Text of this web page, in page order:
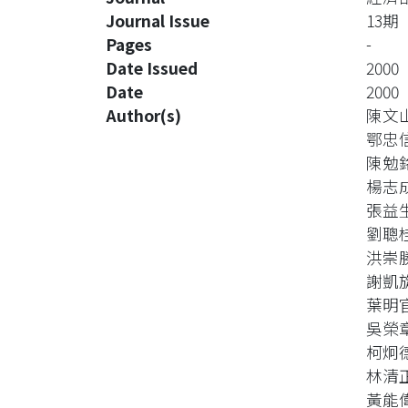
Journal Issue
13期
Pages
-
Date Issued
2000
Date
2000
Author(s)
陳文
鄂忠
陳勉
楊志
張益
劉聰
洪崇
謝凱
葉明
吳榮
柯炯
林清
黃能